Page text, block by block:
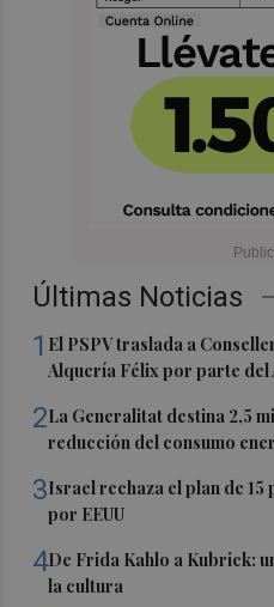
Últimas Noticias
1 El PSPV traslada a
Alquería Félix por parte del
2La Generalitat destina 2,5
reducción del consumo
3Israel rechaza el plan de
por EEUU
4De Frida Kahlo a Kubrick:
la cultura